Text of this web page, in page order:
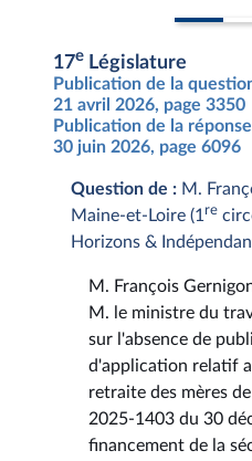
17e Législature
Publication de la
21 avril 2026, page 3350
Publication de la
30 juin 2026, page 6096
Question de : M.
Maine-et-Loire (1 re
Horizons &
M. François
M. le ministre du
sur l'absence de
d'application relatif
retraite des mères
2025-1403 du 30
financement de la